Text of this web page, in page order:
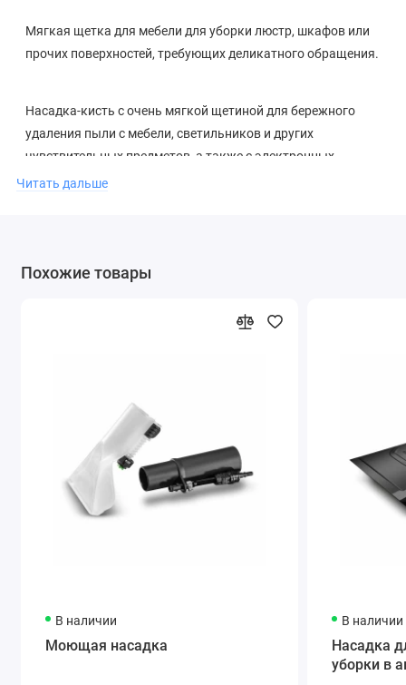
Мягкая щетка для мебели для уборки люстр, шкафов или
прочих поверхностей, требующих деликатного обращения.
Насадка-кисть с очень мягкой щетиной для бережного
удаления пыли с мебели, светильников и других
чувствительных предметов, а также с электронных
приборов.
Читать дальше
Похожие товары
В наличии
Моющая насадка
В наличии
Насадка
уборки в